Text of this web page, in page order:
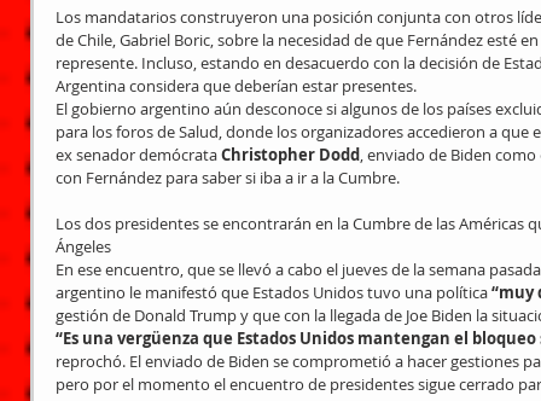
Los mandatarios construyeron una posición conjunta con otros
de Chile, Gabriel Boric, sobre la necesidad de que Fernández esté
represente. Incluso, estando en desacuerdo con la decisión de
Argentina considera que deberían estar presentes.
El gobierno argentino aún desconoce si algunos de los países
para los foros de Salud, donde los organizadores accedieron a que
ex senador demócrata Christopher Dodd, enviado de Biden
con Fernández para saber si iba a ir a la Cumbre.
Los dos presidentes se encontrarán en la Cumbre de las Américas
Ángeles
En ese encuentro, que se llevó a cabo el jueves de la semana
argentino le manifestó que Estados Unidos tuvo una política “muy
gestión de Donald Trump y que con la llegada de Joe Biden la
“Es una vergüenza que Estados Unidos mantengan el bloqueo
reprochó. El enviado de Biden se comprometió a hacer gestiones
pero por el momento el encuentro de presidentes sigue cerrado